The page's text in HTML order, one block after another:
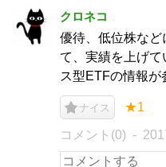
クロネコ
優待、低位株など
て、実績を上げ
ス型ETFの情報が
ナイス ★1
コメント(0)